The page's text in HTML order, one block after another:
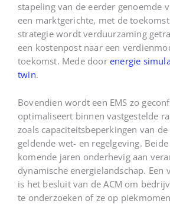
stapeling van de eerder genoemde
een marktgerichte, met de
strategie wordt verduurzaming
een kostenpost naar een
toekomst. Mede doorenergie
twin.
Bovendien wordt een EMS zo
optimaliseert binnen vastgestelde
zoals capaciteitsbeperkingen van
geldende wet- en regelgeving.
komende jaren onderhevig aan
dynamische energielandschap. Een
is het besluit van de ACM om
te onderzoeken of ze op